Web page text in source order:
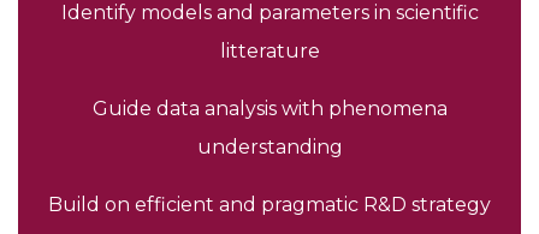
Identify models and parameters in scientific
litterature
Guide data analysis with phenomena
understanding
Build on efficient and pragmatic R&D strategy